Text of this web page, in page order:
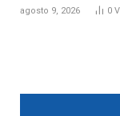
agosto 9, 2026 0